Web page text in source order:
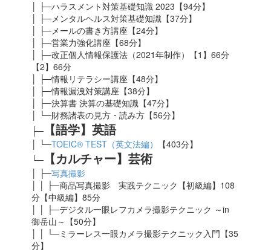
│ ├─ハラスメント対策基礎知識 2023 【94分】
│ ├─メンタルヘルス対策基礎知識【37分】
│ ├─メールの書き方講座【24分】
│ ├─営業力強化講座【68分】
│ ├─改正個人情報保護法（2021年制作）【1】66分
【2】66分
│ ├─情報リテラシー講座【48分】
│ ├─情報漏洩対策講座【38分】
│ ├─決算書 決算の基礎知識【47分】
│ └─財務諸表の見方・読み方【56分】
├─ 【語学】英語
│ └─TOEIC® TEST（英文法編）
【403分】
└─ 【カルチャー】芸術
│ ├─写真撮影
│ │ ├─商品写真撮影 実践テクニック【初級編】108
分【中級編】85分
│ │ ├─デジタル一眼レフカメラ撮影テクニック ～in
御岳山～【50分】
│ │ └─ミラーレス一眼カメラ撮影テクニック入門【35
分】